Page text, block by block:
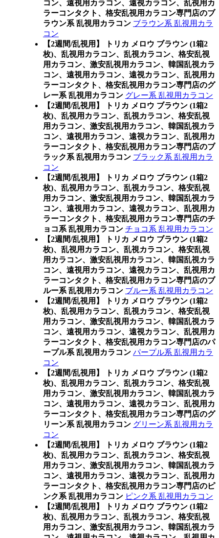
コン、遠視用カラコン、遠視カラコン、乱視用カ
ラーコンタクト、格安乱視用カラコン専門店のブ
ラウン系 乱視用カラコン ブラウン系 乱視用カラ
コン
【2週間/乱視用】 トリカ メロウ ブラウン (1箱2
枚)、乱視用カラコン、乱視カラコン、格安乱視
用カラコン、激安乱視用カラコン、韓国乱視カラ
コン、遠視用カラコン、遠視カラコン、乱視用カ
ラーコンタクト、格安乱視用カラコン専門店のグ
レー系 乱視用カラコン グレー系 乱視用カラコン
【2週間/乱視用】 トリカ メロウ ブラウン (1箱2
枚)、乱視用カラコン、乱視カラコン、格安乱視
用カラコン、激安乱視用カラコン、韓国乱視カラ
コン、遠視用カラコン、遠視カラコン、乱視用カ
ラーコンタクト、格安乱視用カラコン専門店のブ
ラック系 乱視用カラコン ブラック系 乱視用カラ
コン
【2週間/乱視用】 トリカ メロウ ブラウン (1箱2
枚)、乱視用カラコン、乱視カラコン、格安乱視
用カラコン、激安乱視用カラコン、韓国乱視カラ
コン、遠視用カラコン、遠視カラコン、乱視用カ
ラーコンタクト、格安乱視用カラコン専門店のチ
ョコ系 乱視用カラコン チョコ系 乱視用カラコン
【2週間/乱視用】 トリカ メロウ ブラウン (1箱2
枚)、乱視用カラコン、乱視カラコン、格安乱視
用カラコン、激安乱視用カラコン、韓国乱視カラ
コン、遠視用カラコン、遠視カラコン、乱視用カ
ラーコンタクト、格安乱視用カラコン専門店のブ
ルー系 乱視用カラコン ブルー系 乱視用カラコン
【2週間/乱視用】 トリカ メロウ ブラウン (1箱2
枚)、乱視用カラコン、乱視カラコン、格安乱視
用カラコン、激安乱視用カラコン、韓国乱視カラ
コン、遠視用カラコン、遠視カラコン、乱視用カ
ラーコンタクト、格安乱視用カラコン専門店のパ
ープル系 乱視用カラコン パープル系 乱視用カラ
コン
【2週間/乱視用】 トリカ メロウ ブラウン (1箱2
枚)、乱視用カラコン、乱視カラコン、格安乱視
用カラコン、激安乱視用カラコン、韓国乱視カラ
コン、遠視用カラコン、遠視カラコン、乱視用カ
ラーコンタクト、格安乱視用カラコン専門店のグ
リーン系 乱視用カラコン グリーン系 乱視用カラ
コン
【2週間/乱視用】 トリカ メロウ ブラウン (1箱2
枚)、乱視用カラコン、乱視カラコン、格安乱視
用カラコン、激安乱視用カラコン、韓国乱視カラ
コン、遠視用カラコン、遠視カラコン、乱視用カ
ラーコンタクト、格安乱視用カラコン専門店のピ
ンク系 乱視用カラコン ピンク系 乱視用カラコン
【2週間/乱視用】 トリカ メロウ ブラウン (1箱2
枚)、乱視用カラコン、乱視カラコン、格安乱視
用カラコン、激安乱視用カラコン、韓国乱視カラ